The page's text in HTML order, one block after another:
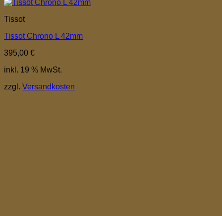
Tissot
Tissot Chrono L 42mm
395,00 €
inkl. 19 % MwSt.
zzgl. Versandkosten